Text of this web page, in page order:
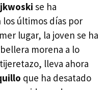
se ha
últimos días por
lugar, la joven se ha
morena a lo
lleva ahora
que ha desatado